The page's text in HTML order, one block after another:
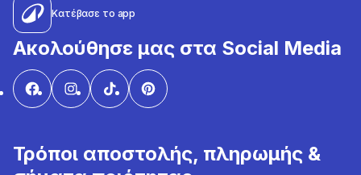
Κατέβασε το app
Ακολούθησε μας στα Social Media
Τρόποι αποστολής, πληρωμής &